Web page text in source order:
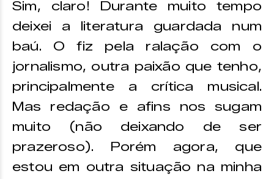
Sim, claro! Durante muito tempo
deixei a literatura guardada num
baú. O fiz pela ralação com o
jornalismo, outra paixão que tenho,
principalmente a crítica musical.
Mas redação e afins nos sugam
muito (não deixando de ser
prazeroso). Porém agora, que
estou em outra situação na minha